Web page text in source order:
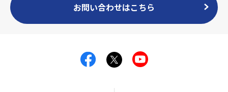
お問い合わせはこちら